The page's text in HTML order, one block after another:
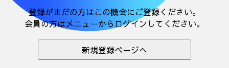
登録がまだの方はこの機会にご登録ください。
会員の方はメニューからログインしてください。
新規登録ページへ